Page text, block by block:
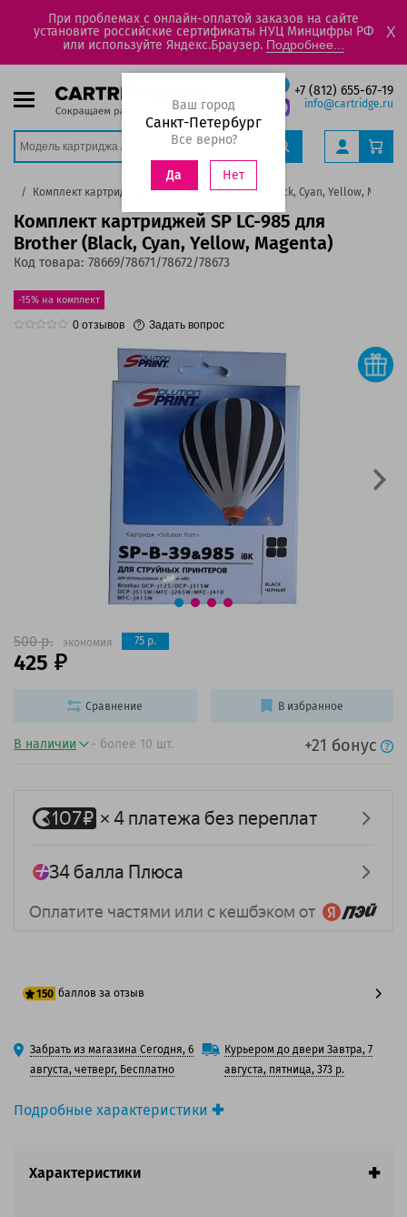
При проблемах с онлайн-оплатой заказов на сайте
установите российские сертификаты НУЦ Минцифры РФ
или используйте Яндекс.Браузер. Подробнее...
X
+7 (812) 655-67-19
info@cartridge.ru
Ваш город
Санкт-Петербург
Все верно?
Да Нет
Комплект картриджей SP LC-985 для Brother (Black, Cyan, Yellow,
Комплект картриджей SP LC-985 для
Brother (Black, Cyan, Yellow, Magenta)
Код товара: 78669/78671/78672/78673
-15% на комплект
0 отзывов Задать вопрос
Подробные характеристики
Вид товара:Картридж струйный
В наличии - более 10 шт. +21 бонус
500 р.
425
экономия 75 р.
150 баллов за отзыв
125 баллов
150 баллов
Забрать из магазина Сегодня, 6
августа, четверг, Бесплатно
Курьером до двери Завтра, 7
августа, пятница, 373 р.
Сравнение В избранное
Характеристики